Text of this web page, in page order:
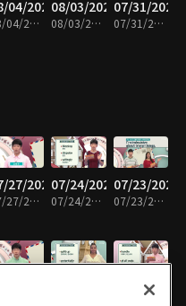
04/2026
08/04/2026 • 29분
08/03/2026
08/03/2026 • 29분
07/31/2026
07/31/2026 • 29분
27/2026
07/27/2026 • 29분
07/24/2026
07/24/2026 • 29분
07/23/2026
07/23/2026 • 28분
07/15/2026